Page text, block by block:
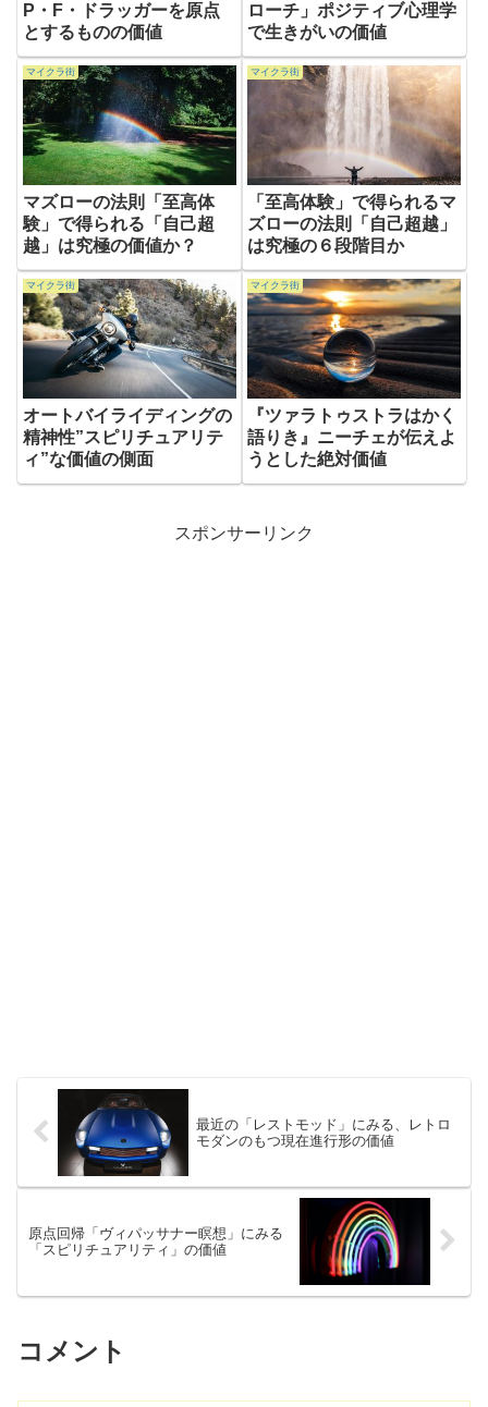
P・F・ドラッガーを原点
とするものの価値
ローチ」ポジティブ心理学
で生きがいの価値
マイクラ街
マズローの法則「至高体
験」で得られる「自己超
越」は究極の価値か？
マイクラ街
「至高体験」で得られるマ
ズローの法則「自己超越」
は究極の６段階目か
マイクラ街
オートバイライディングの
精神性”スピリチュアリテ
ィ”な価値の側面
マイクラ街
『ツァラトゥストラはかく
語りき』ニーチェが伝えよ
うとした絶対価値
スポンサーリンク
最近の「レストモッド」にみる、レトロ
モダンのもつ現在進行形の価値
原点回帰「ヴィパッサナー瞑想」にみる
「スピリチュアリティ」の価値
コメント